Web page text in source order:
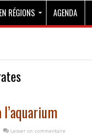
EN RÉGIONS AGENDA
Laisser un commentaire